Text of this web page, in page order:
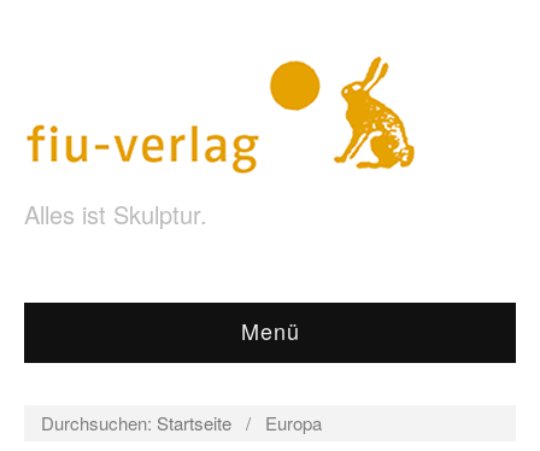
Alles ist Skulptur.
Menü
Durchsuchen: Startseite / Europa